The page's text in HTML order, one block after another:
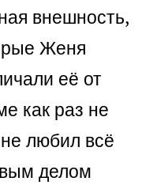
внешность,
Женя
её от
как раз не
любил всё
делом